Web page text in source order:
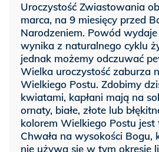
Uroczystość Zwiastowania
marca, na 9 miesięcy przed
Narodzeniem. Powód
wynika z naturalnego cyklu
jednak możemy odczuwać
Wielka uroczystość zaburza
Wielkiego Postu. Zdobimy
kwiatami, kapłani mają na
ornaty, białe, złote lub
kolorem Wielkiego Postu
Chwała na wysokości Bogu,
nie używa się w tym okresie